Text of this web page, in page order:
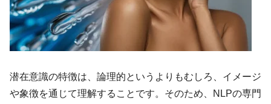
潜在意識の特徴は、論理的というよりもむしろ、イメージ
や象徴を通じて理解することです。そのため、NLPの専門